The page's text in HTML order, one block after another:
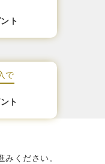
ト
で
ト
ください。